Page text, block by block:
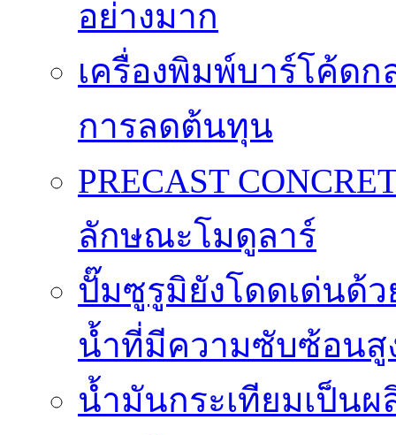
อย่างมาก
เครื่องพิมพ์บาร์โค้ด
การลดต้นทุน
PRECAST
ลักษณะโมดูลาร์
ปั๊มซูรูมิยังโดดเด่นด้
น้ำที่มีความซับซ้อนสู
น้ำมันกระเทียมเป็น